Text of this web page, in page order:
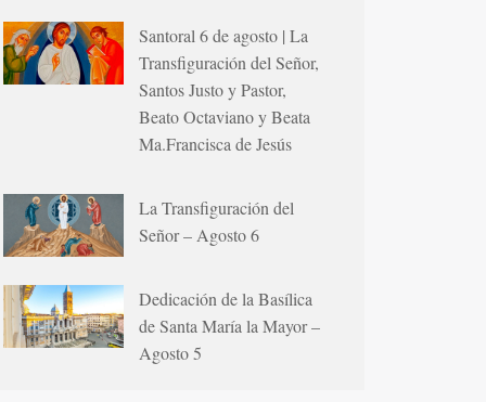
Santoral 6 de agosto | La
Transfiguración del Señor,
Santos Justo y Pastor,
Beato Octaviano y Beata
Ma.Francisca de Jesús
La Transfiguración del
Señor – Agosto 6
Dedicación de la Basílica
de Santa María la Mayor –
Agosto 5